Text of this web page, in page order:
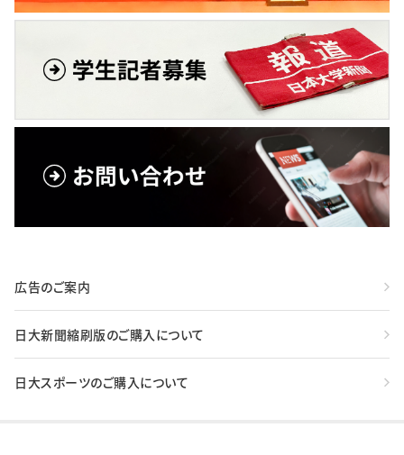
広告のご案内
日大新聞縮刷版のご購入について
日大スポーツのご購入について